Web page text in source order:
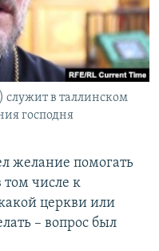
в таллинском
господня
желание помогать
том числе к
церкви или
– вопрос был